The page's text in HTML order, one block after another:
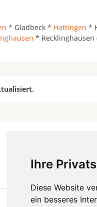
Ihre
Diese Website
ein besseres
* Gladbeck * Hattingen *
* Recklinghausen
Zahnärzte in Städten